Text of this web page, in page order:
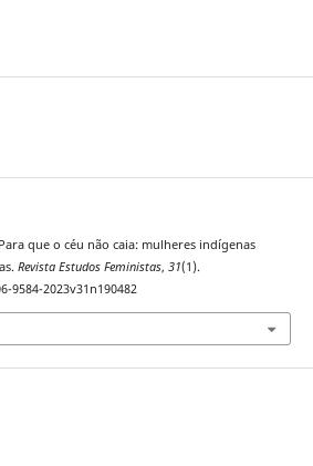
que o céu não caia: mulheres indígenas
Revista Estudos Feministas, 31(1).
2023v31n190482